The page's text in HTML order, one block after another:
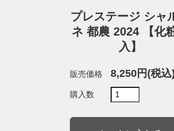
プレステージ シャ
ネ 都農 2024 【化
入】
販売価格 8,250円(税込)
購入数